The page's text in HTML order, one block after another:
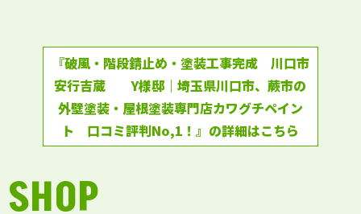
『破風・階段錆止め・塗装工事完成 川口市
安行吉蔵 Y様邸｜埼玉県川口市、蕨市の
外壁塗装・屋根塗装専門店カワグチペイン
ト 口コミ評判No,1！』の詳細はこちら
SHOP